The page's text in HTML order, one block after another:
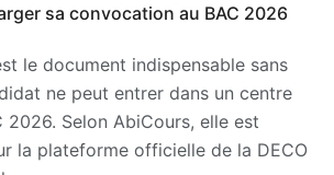
sa convocation au BAC 2026
le document indispensable sans
ne peut entrer dans un centre
2026. Selon AbiCours, elle est
la plateforme officielle de la DECO